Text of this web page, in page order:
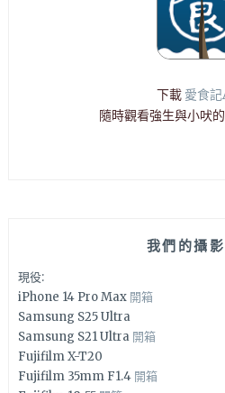
下載 愛食
隨時觀看強生與小吠
我們的攝
現役:
iPhone 14 Pro Max 開箱
Samsung S25 Ultra
Samsung S21 Ultra 開箱
Fujifilm X-T20
Fujifilm 35mm F1.4 開箱